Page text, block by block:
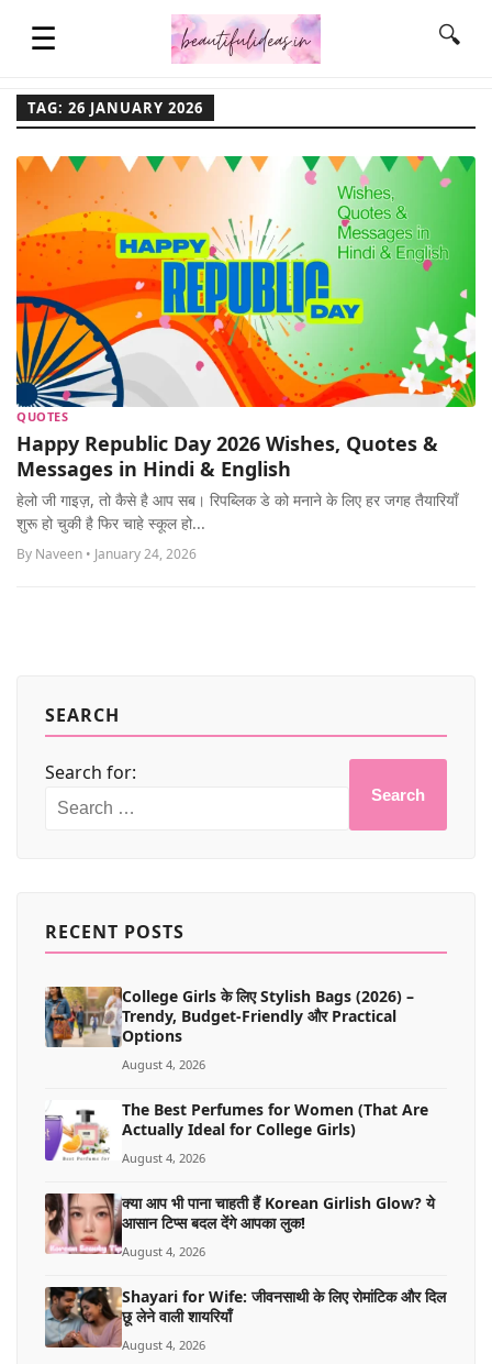
☰
QUOTES
LIFESTYLE
FASHION & STYLE
CONTACT NAME IDEAS
MORE
🔍
TAG: 26 JANUARY 2026
QUOTES
Happy Republic Day 2026 Wishes, Quotes &
Messages in Hindi & English
हेलो जी गाइज़, तो कैसे है आप सब। रिपब्लिक डे को मनाने के लिए हर जगह तैयारियाँ
शुरू हो चुकी है फिर चाहे स्कूल हो...
By Naveen • January 24, 2026
SEARCH
Search for:
Search
RECENT POSTS
College Girls के लिए Stylish Bags (2026) –
Trendy, Budget-Friendly और Practical
Options
August 4, 2026
The Best Perfumes for Women (That Are
Actually Ideal for College Girls)
August 4, 2026
क्या आप भी पाना चाहती हैं Korean Girlish Glow? ये
आसान टिप्स बदल देंगे आपका लुक!
August 4, 2026
Shayari for Wife: जीवनसाथी के लिए रोमांटिक और दिल
छू लेने वाली शायरियाँ
August 4, 2026